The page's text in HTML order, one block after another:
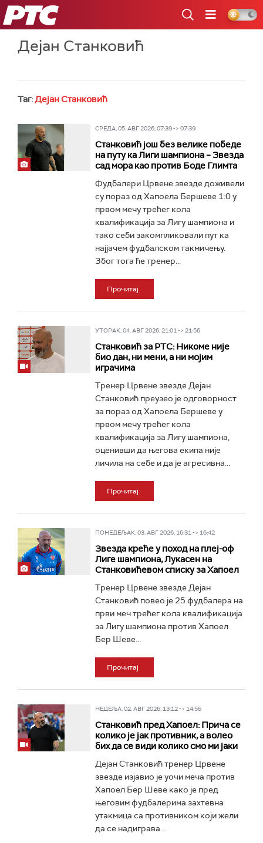
РТС
Дејан Станковић
Таг:Дејан Станковић
СРЕДА, 05. АВГ 2026, 07:39 -> 07:39
Станковић још без велике победе
на путу ка Лиги шампиона – Звезда
сад мора као против Боде Глимта
Фудбалери Црвене звезде доживели
су пораз од Хапоела Бершеве 1:0 у
првом мечу трећег кола
квалификација за Лигу шампиона и
тако себи закомпликовали пут ка
најјачем фудбалском такмичењу.
Због тога ће тренер...
Прочитај
УТОРАК, 04. АВГ 2026, 21:01 -> 21:56
Станковић за РТС: Никоме није
био дан, ни мени, а ни мојим
играчима
Тренер Црвене звезде Дејан
Станковић преузео је одговорност
за пораз од Хапоела Бершеве у
првом мечу трећег кола
квалификација за Лигу шампиона,
оценивши да његова екипа није
личила на себе и да је агресивна...
Прочитај
ПОНЕДЕЉАК, 03. АВГ 2026, 16:31 -> 16:42
Звезда креће у поход на плеј-оф
Лиге шампиона, Лукасен на
Станковићевом списку за Хапоел
Тренер Црвене звезде Дејан
Станковић повео је 25 фудбалера на
први меч трећег кола квалификација
за Лигу шампиона против Хапоел
Бер Шеве...
Прочитај
НЕДЕЉА, 02. АВГ 2026, 13:12 -> 14:56
Станковић пред Хапоел: Прича се
колико је јак противник, а волео
бих да се види колико смо ми јаки
Дејан Станковић тренер Црвене
звезде изјавио је уочи меча против
Хапоел Бер Шеве како је пред
његовим фудбалерима захтевна
утакмица са противником који жели
да се надиграва...